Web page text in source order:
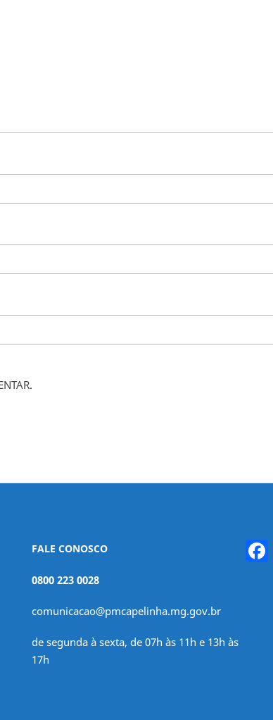
FALE CONOSCO
0800 223 0028
comunicacao@pmcapelinha.mg.gov.br
de segunda à sexta, de 07h às 11h e 13h às
17h